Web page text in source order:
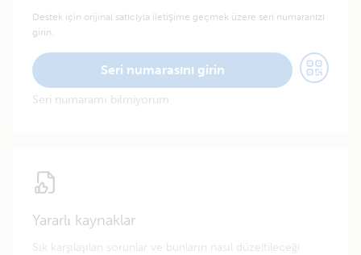
Destek için orijinal satıcıyla iletişime geçmek üzere seri numaranızı
girin.
Seri numarasını girin
Seri numaramı bilmiyorum
Yararlı kaynaklar
Sık karşılaşılan sorunlar ve bunların nasıl düzeltileceği